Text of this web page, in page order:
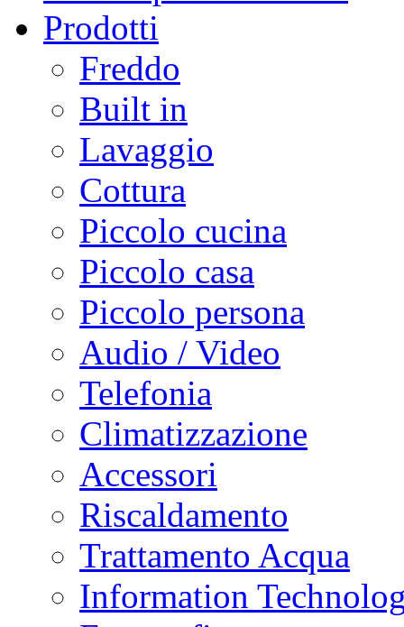
Prodotti
Freddo
Built in
Lavaggio
Cottura
Piccolo cucina
Piccolo casa
Piccolo persona
Audio / Video
Telefonia
Climatizzazione
Accessori
Riscaldamento
Trattamento Acqua
Information